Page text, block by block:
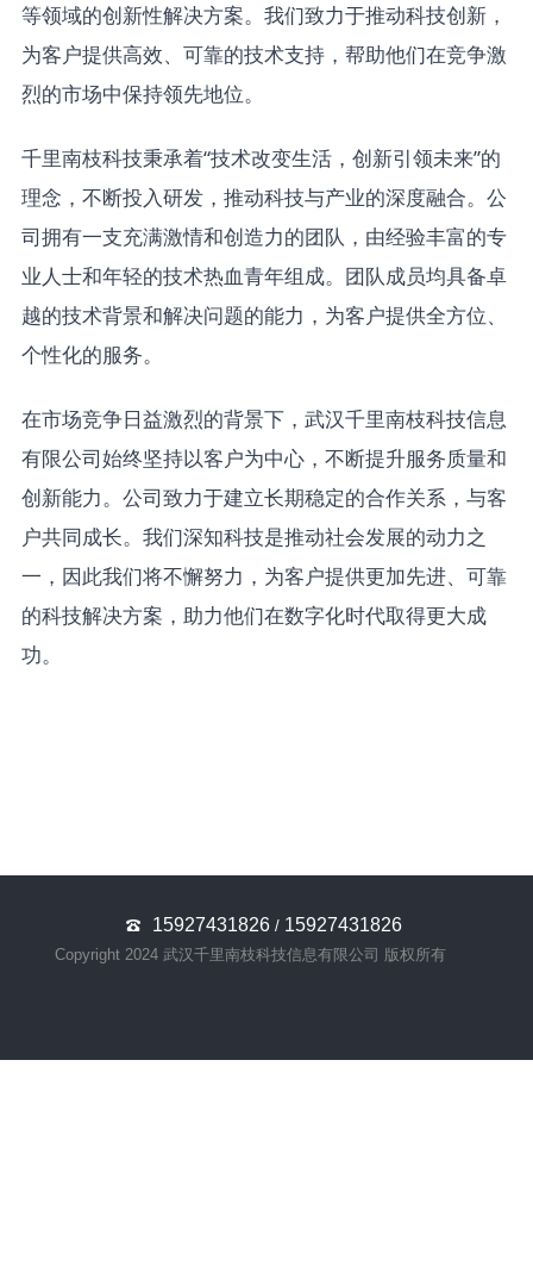
等领域的创新性解决方案。我们致力于推动科技创新，
为客户提供高效、可靠的技术支持，帮助他们在竞争激
烈的市场中保持领先地位。
千里南枝科技秉承着“技术改变生活，创新引领未来”的
理念，不断投入研发，推动科技与产业的深度融合。公
司拥有一支充满激情和创造力的团队，由经验丰富的专
业人士和年轻的技术热血青年组成。团队成员均具备卓
越的技术背景和解决问题的能力，为客户提供全方位、
个性化的服务。
在市场竞争日益激烈的背景下，武汉千里南枝科技信息
有限公司始终坚持以客户为中心，不断提升服务质量和
创新能力。公司致力于建立长期稳定的合作关系，与客
户共同成长。我们深知科技是推动社会发展的动力之
一，因此我们将不懈努力，为客户提供更加先进、可靠
的科技解决方案，助力他们在数字化时代取得更大成
功。
15927431826 / 15927431826
Copyright 2024 武汉千里南枝科技信息有限公司 版权所有